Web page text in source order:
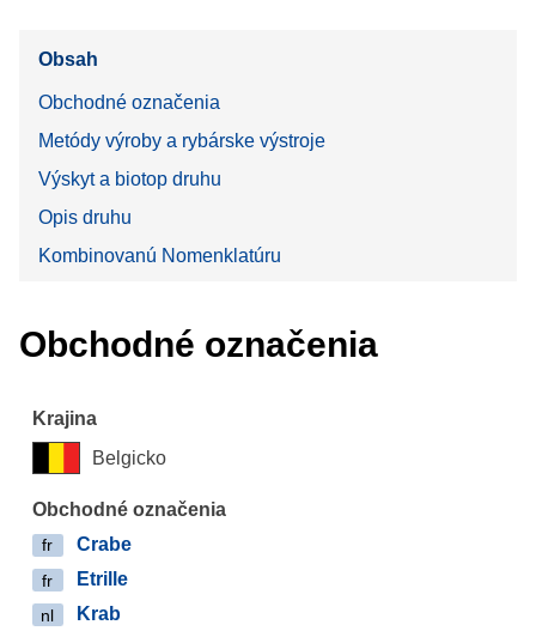
Obsah
Obchodné označenia
Metódy výroby a rybárske výstroje
Výskyt a biotop druhu
Opis druhu
Kombinovanú Nomenklatúru
Obchodné označenia
Belgicko
fr Crabe
fr Etrille
nl Krab